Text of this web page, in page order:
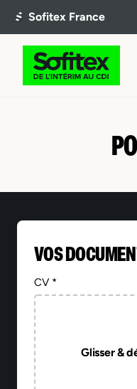
VOS
CV *
Glisser &